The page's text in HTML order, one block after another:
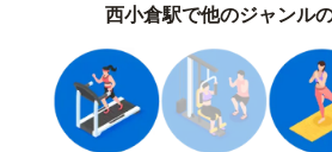
西小倉駅で他のジャンル